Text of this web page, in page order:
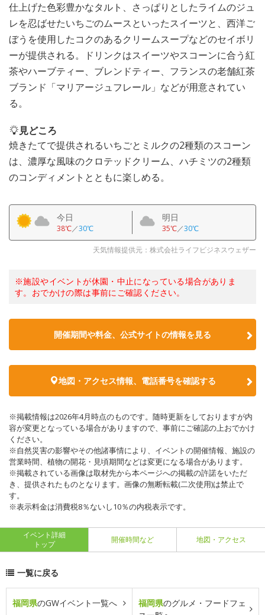
仕上げた色彩豊かなタルト、さっぱりとしたライムのジュ
レを忍ばせたいちごのムースといったスイーツと、西洋ご
ぼうを使用したコクのあるクリームスープなどのセイボリ
ーが提供される。ドリンクはスイーツやスコーンに合う紅
茶やハーブティー、ブレンドティー、フランスの老舗紅茶
ブランド「マリアージュフレール」などが用意されてい
る。
見どころ
焼きたてで提供されるいちごとミルクの2種類のスコーン
は、濃厚な風味のクロテッドクリーム、ハチミツの2種類
のコンディメントとともに楽しめる。
今日
38℃／30℃
明日
35℃／30℃
天気情報提供元：株式会社ライフビジネスウェザー
※施設やイベントが休園・中止になっている場合がありま
す。おでかけの際は事前にご確認ください。
開催期間や料金、公式サイトの情報を見る
地図・アクセス情報、電話番号を確認する
※掲載情報は2026年4月時点のものです。随時更新をしておりますが内
容が変更となっている場合がありますので、事前にご確認の上おでかけ
ください。
※自然災害の影響やその他諸事情により、イベントの開催情報、施設の
営業時間、植物の開花・見頃期間などは変更になる場合があります。
※掲載されている画像は取材先から本ページへの掲載の許諾をいただ
き、提供されたものとなります。画像の無断転載(二次使用)は禁止で
す。
※表示料金は消費税8％ないし10％の内税表示です。
イベント詳細
トップ
開催時間など 地図・アクセス
一覧に戻る
福岡県のGWイベント一覧へ 福岡県のグルメ・フードフェ